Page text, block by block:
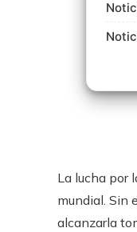
La lucha por
mundial. Sin
alcanzarla